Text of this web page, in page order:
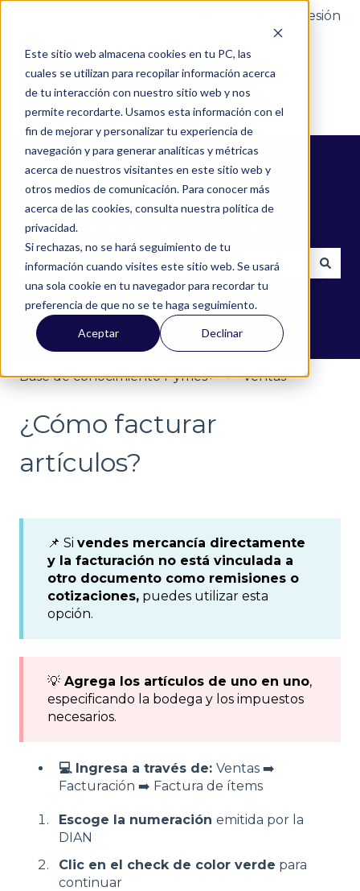
Este sitio web almacena cookies en tu PC, las
cuales se utilizan para recopilar información acerca
de tu interacción con nuestro sitio web y nos
permite recordarte. Usamos esta información con el
fin de mejorar y personalizar tu experiencia de
navegación y para generar analíticas y métricas
acerca de nuestros visitantes en este sitio web y
otros medios de comunicación. Para conocer más
acerca de las cookies, consulta nuestra política de
privacidad.
Si rechazas, no se hará seguimiento de tu
información cuando visites este sitio web. Se usará
una sola cookie en tu navegador para recordar tu
preferencia de que no se te haga seguimiento.
Aceptar Declinar
Iniciar sesión
¿Cómo podemos ayudarte?
No hay sugerencias porque el campo de
Base de conocimiento Pymes+ Ventas
¿Cómo facturar
artículos?
📌 Si vendes mercancía directamente
y la facturación no está vinculada a
otro documento como remisiones o
cotizaciones, puedes utilizar esta
opción.
💡 Agrega los artículos de uno en uno,
especificando la bodega y los impuestos
necesarios.
💻 Ingresa a través de: Ventas ➡️
Facturación ➡️ Factura de ítems
Escoge la numeración emitida por la
DIAN
Clic en el check de color verde para
continuar